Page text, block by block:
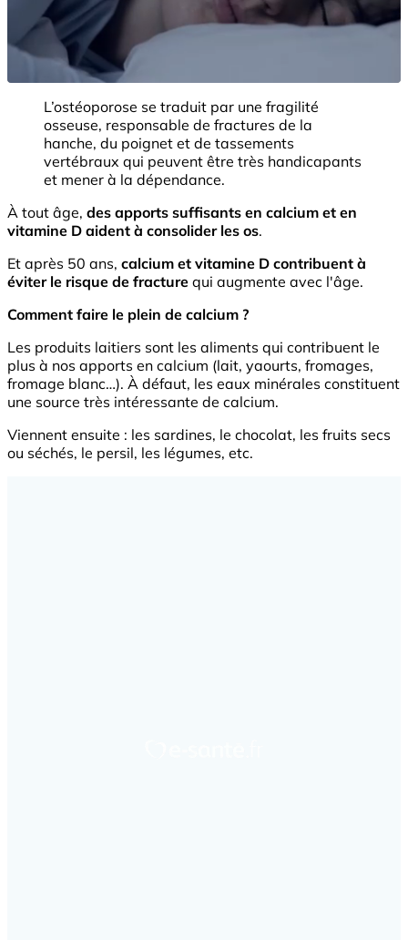
L’ostéoporose se traduit par une fragilité
osseuse, responsable de fractures de la
hanche, du poignet et de tassements
vertébraux qui peuvent être très handicapants
et mener à la dépendance.
À tout âge, des apports suffisants en calcium et en
vitamine D aident à consolider les os.
Et après 50 ans, calcium et vitamine D contribuent à
éviter le risque de fracture qui augmente avec l'âge.
Comment faire le plein de calcium ?
Les produits laitiers sont les aliments qui contribuent le
plus à nos apports en calcium (lait, yaourts, fromages,
fromage blanc…). À défaut, les eaux minérales constituent
une source très intéressante de calcium.
Viennent ensuite : les sardines, le chocolat, les fruits secs
ou séchés, le persil, les légumes, etc.